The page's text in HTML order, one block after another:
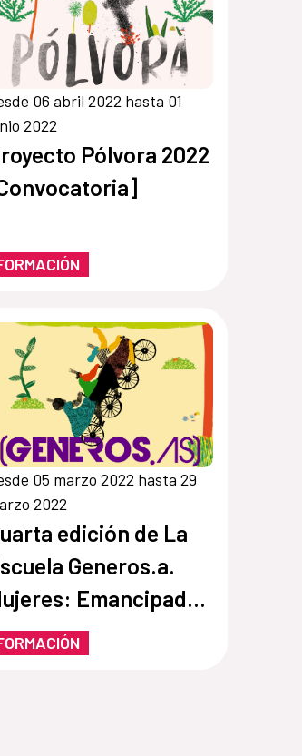
06 abril 2022 hasta 01
2022
Pólvora 2022
05 marzo 2022 hasta 29
2022
edición de La
Generos.a.
Emancipadas
Un
por los